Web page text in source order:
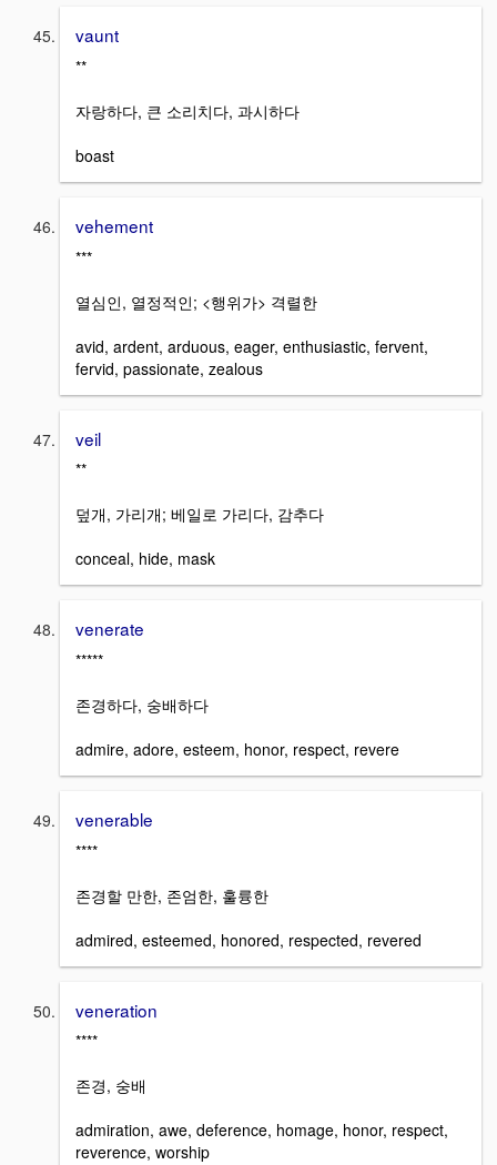
vaunt
**
자랑하다, 큰 소리치다, 과시하다
boast
vehement
***
열심인, 열정적인; <행위가> 격렬한
avid, ardent, arduous, eager, enthusiastic, fervent,
fervid, passionate, zealous
veil
**
덮개, 가리개; 베일로 가리다, 감추다
conceal, hide, mask
venerate
*****
존경하다, 숭배하다
admire, adore, esteem, honor, respect, revere
venerable
****
존경할 만한, 존엄한, 훌륭한
admired, esteemed, honored, respected, revered
veneration
****
존경, 숭배
admiration, awe, deference, homage, honor, respect,
reverence, worship